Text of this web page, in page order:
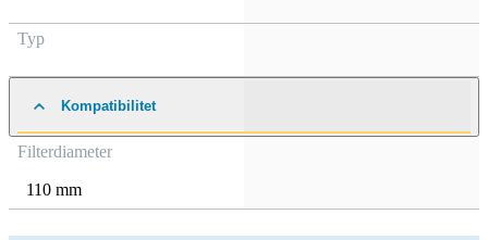
Typ
Kompatibilitet
Filterdiameter
110 mm